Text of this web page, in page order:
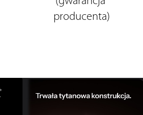
producenta)